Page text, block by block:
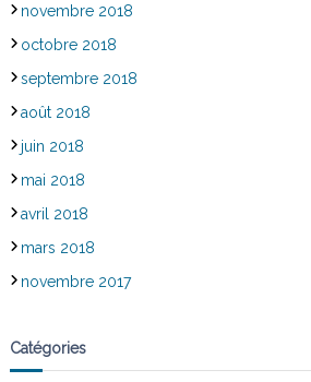
novembre 2018
octobre 2018
septembre 2018
août 2018
juin 2018
mai 2018
avril 2018
mars 2018
novembre 2017
Catégories